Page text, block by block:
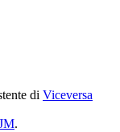
di Viceversa
.